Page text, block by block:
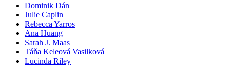
Dominik Dán
Julie Caplin
Rebecca Yarros
Ana Huang
Sarah J. Maas
Táňa Keleová Vasilková
Lucinda Riley